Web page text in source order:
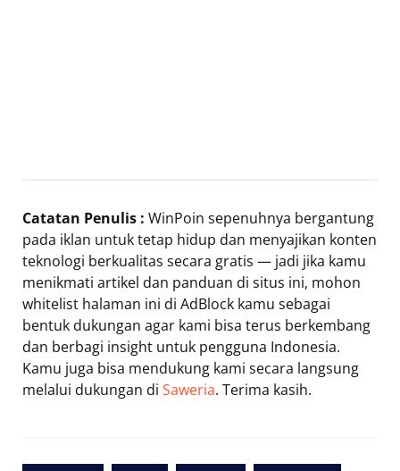
Catatan Penulis : WinPoin sepenuhnya bergantung
pada iklan untuk tetap hidup dan menyajikan konten
teknologi berkualitas secara gratis — jadi jika kamu
menikmati artikel dan panduan di situs ini, mohon
whitelist halaman ini di AdBlock kamu sebagai
bentuk dukungan agar kami bisa terus berkembang
dan berbagi insight untuk pengguna Indonesia.
Kamu juga bisa mendukung kami secara langsung
melalui dukungan di Saweria. Terima kasih.